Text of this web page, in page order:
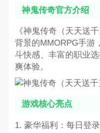
神鬼传奇官方介绍
《神鬼传奇（天天送
背景的MMORPG手游
斗快感、丰富的职业
爽体验。
游戏核心亮点
1. 豪华福利：每日登